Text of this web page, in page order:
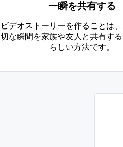
一瞬を共有する
ビデオストーリーを作ることは
切な瞬間を家族や友人と共有す
らしい方法です。